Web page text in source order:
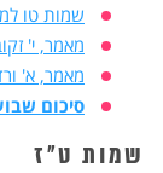
שמות טו
מאמר, י'
מאמר, א'
סיכום שבועי מיזם
שמות ט"ז